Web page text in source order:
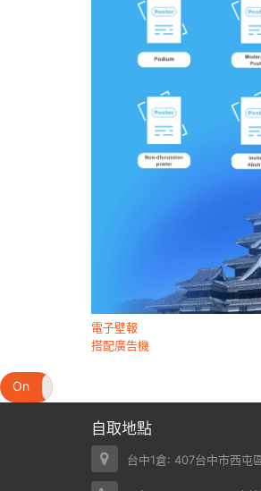
電子壁報
搭配廣告機
On
自取地點
台中1倉: 407台中市西屯